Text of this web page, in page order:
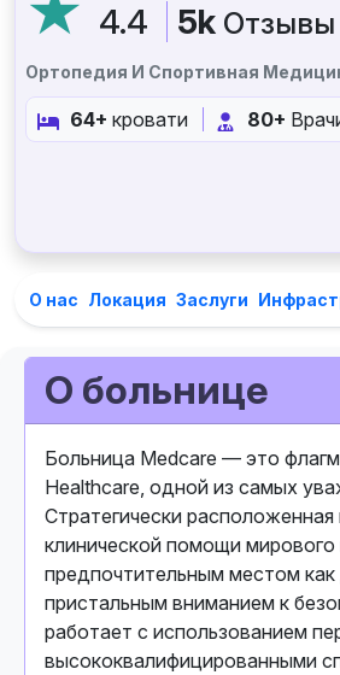
4.4 5kОтзывы
Ортопедия И Спортивная
64+ кровати 80+
О нас Локация Заслуги
О больнице
Больница Medcare — это
Healthcare, одной из самых
Стратегически
клинической помощи
предпочтительным местом
пристальным вниманием к
работает с использованием
высококвалифицированными